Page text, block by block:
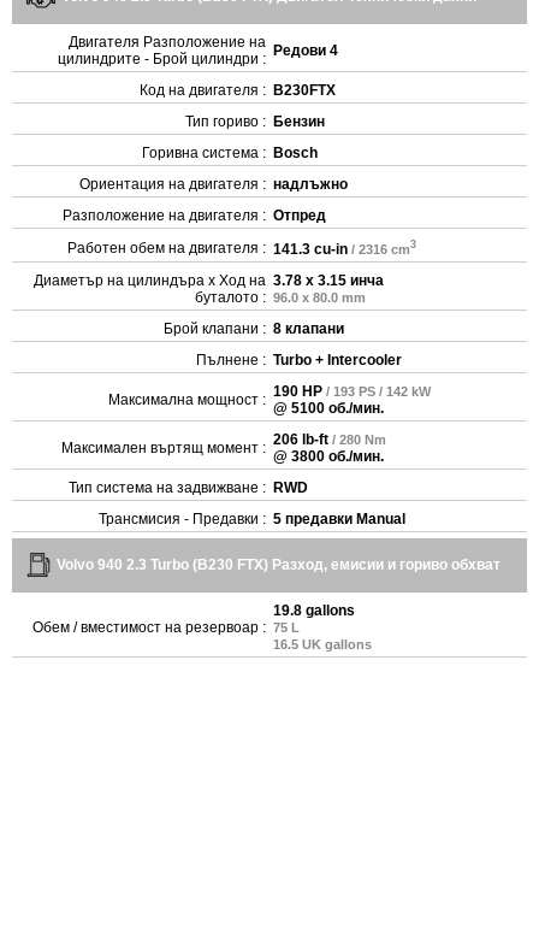
Двигателя Разположение на
цилиндрите - Брой цилиндри : Редови 4
Код на двигателя : B230FTX
Тип гориво : Бензин
Горивна система : Bosch
Ориентация на двигателя : надлъжно
Разположение на двигателя : Отпред
Работен обем на двигателя : 141.3 cu-in / 2316 cm3
Диаметър на цилиндъра x Ход на
буталото :
3.78 x 3.15 инча
96.0 x 80.0 mm
Брой клапани : 8 клапани
Пълнене : Turbo + Intercooler
Максимална мощност : 190 HP / 193 PS / 142 kW
@ 5100 об./мин.
Максимален въртящ момент : 206 lb-ft / 280 Nm
@ 3800 об./мин.
Тип система на задвижване : RWD
Трансмисия - Предавки : 5 предавки Manual
Volvo 940 2.3 Turbo (B230 FTX) Разход, емисии и гориво обхват
Обем / вместимост на резервоар :
19.8 gallons
75 L
16.5 UK gallons